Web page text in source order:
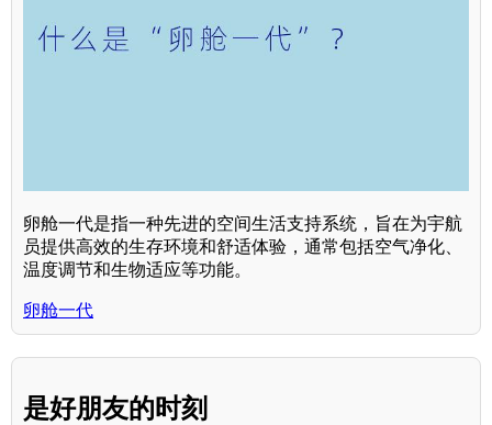
卵舱一代是指一种先进的空间生活支持系统，旨在为宇航
员提供高效的生存环境和舒适体验，通常包括空气净化、
温度调节和生物适应等功能。
卵舱一代
是好朋友的时刻